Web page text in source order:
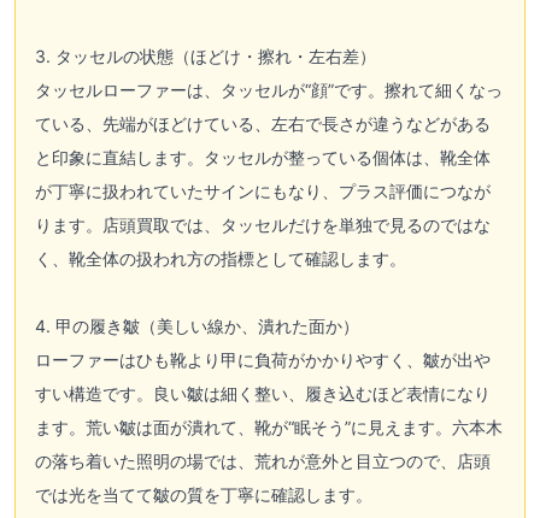
3. タッセルの状態（ほどけ・擦れ・左右差）
タッセルローファーは、タッセルが“顔”です。擦れて細くなっ
ている、先端がほどけている、左右で長さが違うなどがある
と印象に直結します。タッセルが整っている個体は、靴全体
が丁寧に扱われていたサインにもなり、プラス評価につなが
ります。店頭買取では、タッセルだけを単独で見るのではな
く、靴全体の扱われ方の指標として確認します。
4. 甲の履き皺（美しい線か、潰れた面か）
ローファーはひも靴より甲に負荷がかかりやすく、皺が出や
すい構造です。良い皺は細く整い、履き込むほど表情になり
ます。荒い皺は面が潰れて、靴が“眠そう”に見えます。六本木
の落ち着いた照明の場では、荒れが意外と目立つので、店頭
では光を当てて皺の質を丁寧に確認します。